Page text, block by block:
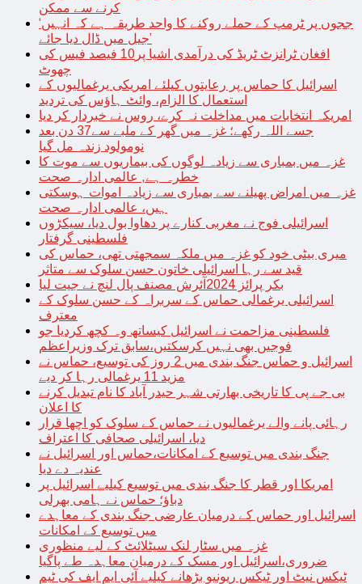
کرنے سے ممکن
‘ججوں پر ٹرمپ کے حملے روکنے کا واحد طریقہ ہے کہ انہیں
جیل میں ڈال دیا جائے’
افغان ٹرانزٹ ٹریڈ کی درآمدی اشیا پر10 فیصد فیس کی
چھوٹ
اسرائیل کا حماس پر رعایتوں کیلئے امریکی یرغمالیوں کے
استعمال کا الزام، وائٹ ہاؤس کی تردید
امریکہ انتخابات میں مداخلت نہ کرے، روس نے خبردار کر دیا
جسے اللہ رکھے؛ غزہ میں گھر کے ملبے سے37 دن بعد
نومولود زندہ مل گیا
غزہ میں بمباری سے زیادہ لوگوں کی بیماریوں سے موت کا
خطرہ ہے, عالمی ادارہ صحت
غزہ میں امراض پھیلنے سے بمباری سے زیادہ اموات ہوسکتی
ہیں، عالمی ادارہ صحت
اسرائیلی فوج نے مغربی کنارے پر دھاوا بول دیا، سیکڑوں
فلسطینی گرفتار
میری بیٹی خود کو غزہ میں ملکہ سمجھتی تھی، حماس کی
قید سے رہا اسرائیلی خاتون حسن سلوک سے متاثر
بکر پرائز 2024آئرش مصنف پال لنچ نے جیت لیا
اسرائیلی یرغمالی حماس کے سربراہ کے حسن سلوک کے
معترف
فلسطینی مزاحمت نے اسرائیل کیساتھ وہ کچھ کردیا جو
فوجیں بھی نہیں کرسکتیں،سابق ترک وزیراعظم
اسرائیل و حماس جنگ بندی میں 2 روز کی توسیع، حماس نے
مزید 11 یرغمالی رہا کر دیے
بی جے پی کا تاریخی بھارتی شہر حیدر آباد کا نام تبدیل کرنے
کا اعلان
رہائی پانے والے یرغمالیوں نے حماس کے سلوک کو اچھا قرار
دیا، اسرائیلی صحافی کا اعتراف
جنگ بندی میں توسیع کے امکانات،حماس اور اسرائیل نے
عندیہ دے دیا
امریکا اور قطر کا جنگ بندی میں توسیع کیلیے اسرائیل پر
دباؤ؛ حماس نے ہامی بھرلی
اسرائیل اور حماس کے درمیان عارضی جنگ بندی کے معاہدے
میں توسیع کے امکانات
غزہ میں سٹار لنک سیٹلائٹ کے لیے منظوری
ضروری،اسرائیل اور مسک کے درمیان معاہدہ طے پاگیا
ٹیکس نیٹ اور ٹیکس ریونیو بڑھانے کیلیے آئی ایم ایف کی ٹیم